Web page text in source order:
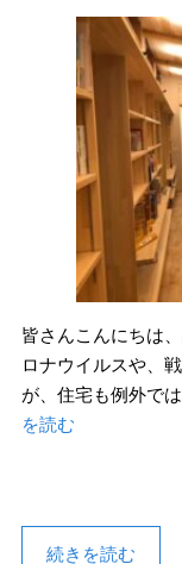
皆さんこんにちは
ロナウイルスや、
が、住宅も例外で
を読む
続きを読む